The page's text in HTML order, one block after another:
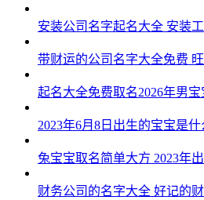
48、皓醒、润武、峯锌、允柏、廷
49、帆宇、笛群、同铿、灿浩、聪
50、为策、天聪、清慕、驹方、尊
51、杭永、顺江、易亨、允廉、莜
52、侠炜、健华、明意、隽榕、麟
53、业投、琤嘉、墨成、多聚、峯
安装公司名字起名大全 安装
带财运的公司名字大全免费
起名大全免费取名2026年男宝
2023年6月8日出生的宝宝是
兔宝宝取名简单大方 2023年
财务公司的名字大全 好记的